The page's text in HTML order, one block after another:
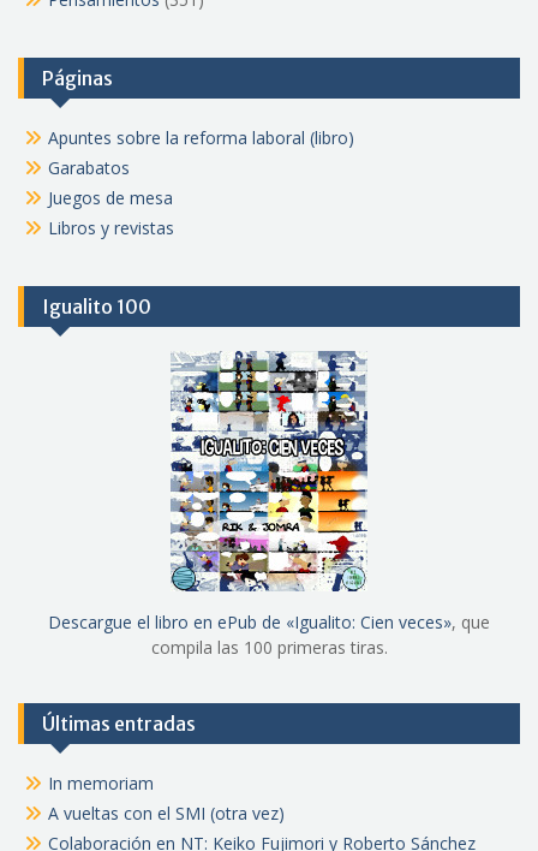
Páginas
Apuntes sobre la reforma laboral (libro)
Garabatos
Juegos de mesa
Libros y revistas
Igualito 100
Descargue el libro en ePub de «Igualito: Cien veces», que
compila las 100 primeras tiras.
Últimas entradas
In memoriam
A vueltas con el SMI (otra vez)
Colaboración en NT: Keiko Fujimori y Roberto Sánchez